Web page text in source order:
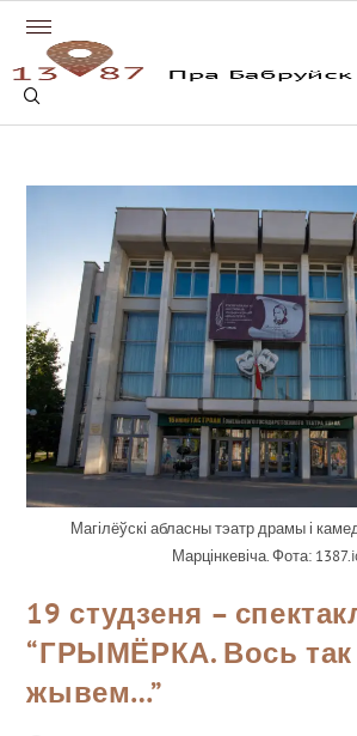
Магілёўскі абласны тэатр драмы і
Марцінкевіча. Фота:
19 студзеня –
“ГРЫМЁРКА. Вось так
жывем…”